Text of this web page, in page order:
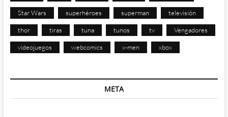
Star Wars superhéroes superman televisión
thor tiras tuna tunos tv Vengadores
videojuegos webcomics x-men xbox
META